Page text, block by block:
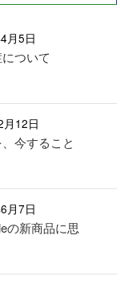
月5日
ついて
12日
今すること
月7日
の新商品に思